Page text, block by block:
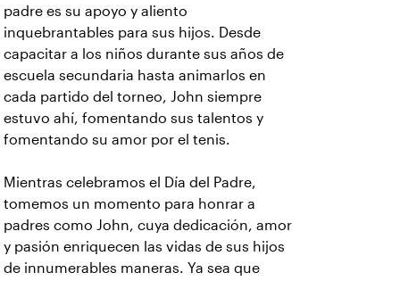
padre es su apoyo y aliento
inquebrantables para sus hijos. Desde
capacitar a los niños durante sus años de
escuela secundaria hasta animarlos en
cada partido del torneo, John siempre
estuvo ahí, fomentando sus talentos y
fomentando su amor por el tenis.
Mientras celebramos el Día del Padre,
tomemos un momento para honrar a
padres como John, cuya dedicación, amor
y pasión enriquecen las vidas de sus hijos
de innumerables maneras. Ya sea que